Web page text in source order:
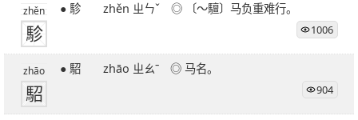
zhěn
駗
● 駗 zhěn ㄓㄣˇ ◎ 〔～驙〕马负重难行。
1006
zhāo
駋
● 駋 zhāo ㄓㄠˉ ◎ 马名。
904